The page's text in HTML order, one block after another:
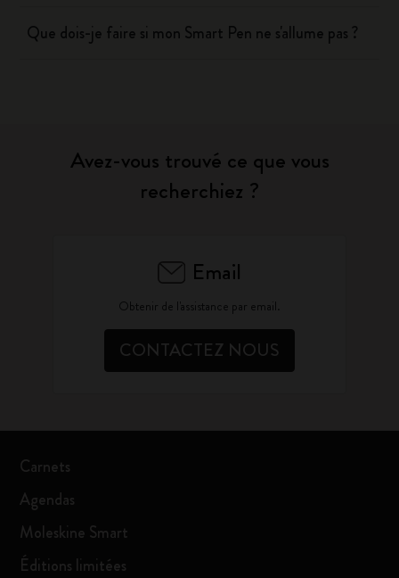
Que dois-je faire si mon Smart Pen ne s'allume pas ?
Avez-vous trouvé ce que vous
recherchiez ?
Email
Obtenir de l'assistance par email.
CONTACTEZ NOUS
Carnets
Agendas
Moleskine Smart
Éditions limitées